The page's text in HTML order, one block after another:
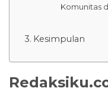
Komunitas
Kesimpulan